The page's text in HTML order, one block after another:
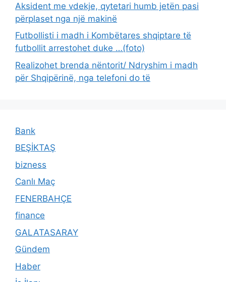
Aksident me vdekje, qytetari humb jetën pasi
përplaset nga një makinë
Futbollisti i madh i Kombëtares shqiptare të
futbollit arrestohet duke …(foto)
Realizohet brenda nëntorit/ Ndryshim i madh
për Shqipërinë, nga telefoni do të
Bank
BEŞİKTAŞ
bizness
Canlı Maç
FENERBAHÇE
finance
GALATASARAY
Gündem
Haber